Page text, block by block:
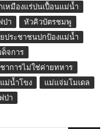
เหมืองแร่ปนเปื้อนแม่น้ำ
ป่า
หัวคิวบัตรชมพู
ยประชาชนปกป้องแม่น้ำ
ด็จการ
ชาการไม่ใช่ค่ายทหาร
แม่น้ำโขง
แม่แจ่มโมเดล
ป่า